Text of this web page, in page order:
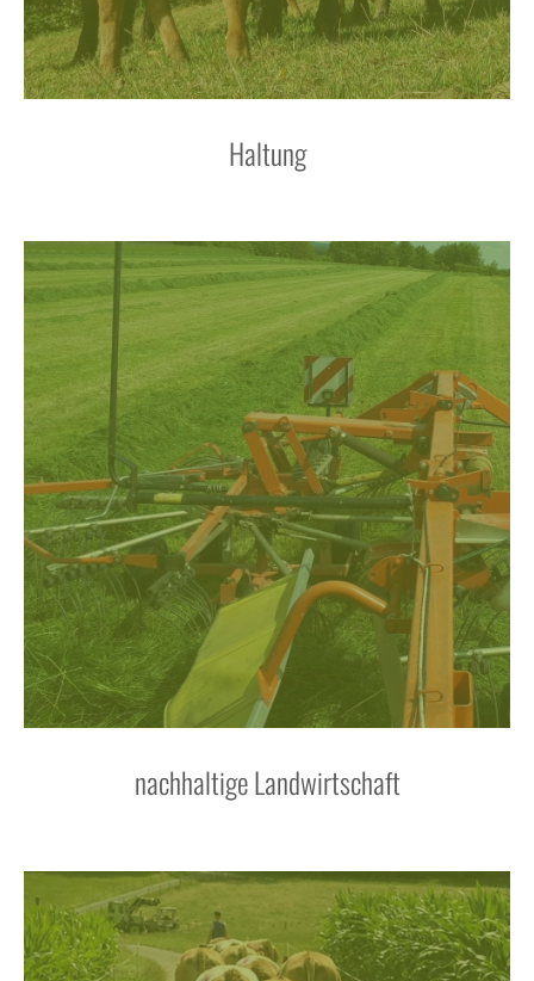
Haltung
nachhaltige Landwirtschaft